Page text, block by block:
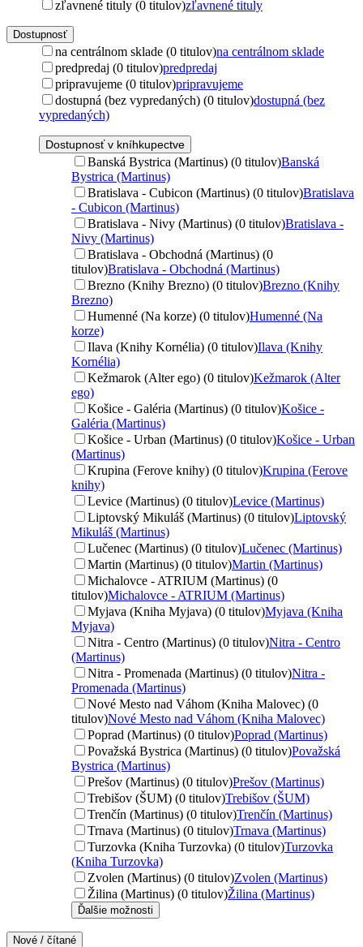
zľavnené tituly (0 titulov)zľavnené tituly
Dostupnosť
na centrálnom sklade (0 titulov)na centrálnom sklade
predpredaj (0 titulov)predpredaj
pripravujeme (0 titulov)pripravujeme
dostupná (bez vypredaných) (0 titulov)dostupná (bez
vypredaných)
Dostupnosť v kníhkupectve
Banská Bystrica (Martinus) (0 titulov)Banská
Bystrica (Martinus)
Bratislava - Cubicon (Martinus) (0 titulov)Bratislava
- Cubicon (Martinus)
Bratislava - Nivy (Martinus) (0 titulov)Bratislava -
Nivy (Martinus)
Bratislava - Obchodná (Martinus) (0
titulov)Bratislava - Obchodná (Martinus)
Brezno (Knihy Brezno) (0 titulov)Brezno (Knihy
Brezno)
Humenné (Na korze) (0 titulov)Humenné (Na
korze)
Ilava (Knihy Kornélia) (0 titulov)Ilava (Knihy
Kornélia)
Kežmarok (Alter ego) (0 titulov)Kežmarok (Alter
ego)
Košice - Galéria (Martinus) (0 titulov)Košice -
Galéria (Martinus)
Košice - Urban (Martinus) (0 titulov)Košice - Urban
(Martinus)
Krupina (Ferove knihy) (0 titulov)Krupina (Ferove
knihy)
Levice (Martinus) (0 titulov)Levice (Martinus)
Liptovský Mikuláš (Martinus) (0 titulov)Liptovský
Mikuláš (Martinus)
Lučenec (Martinus) (0 titulov)Lučenec (Martinus)
Martin (Martinus) (0 titulov)Martin (Martinus)
Michalovce - ATRIUM (Martinus) (0
titulov)Michalovce - ATRIUM (Martinus)
Myjava (Kniha Myjava) (0 titulov)Myjava (Kniha
Myjava)
Nitra - Centro (Martinus) (0 titulov)Nitra - Centro
(Martinus)
Nitra - Promenada (Martinus) (0 titulov)Nitra -
Promenada (Martinus)
Nové Mesto nad Váhom (Kniha Malovec) (0
titulov)Nové Mesto nad Váhom (Kniha Malovec)
Poprad (Martinus) (0 titulov)Poprad (Martinus)
Považská Bystrica (Martinus) (0 titulov)Považská
Bystrica (Martinus)
Prešov (Martinus) (0 titulov)Prešov (Martinus)
Trebišov (ŠUM) (0 titulov)Trebišov (ŠUM)
Trenčín (Martinus) (0 titulov)Trenčín (Martinus)
Trnava (Martinus) (0 titulov)Trnava (Martinus)
Turzovka (Kniha Turzovka) (0 titulov)Turzovka
(Kniha Turzovka)
Zvolen (Martinus) (0 titulov)Zvolen (Martinus)
Žilina (Martinus) (0 titulov)Žilina (Martinus)
Ďalšie možnosti
Nové / čítané